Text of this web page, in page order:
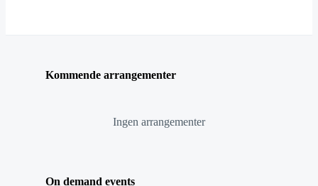
Kommende arrangementer
Ingen arrangementer
On demand events